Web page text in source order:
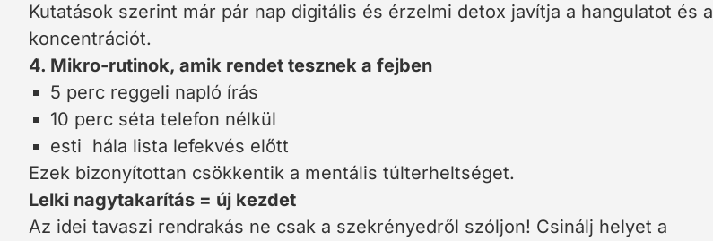
Kutatások szerint már pár nap digitális és érzelmi detox javítja a hangulatot és a
koncentrációt.
4. Mikro-rutinok, amik rendet tesznek a fejben
5 perc reggeli napló írás
10 perc séta telefon nélkül
esti hála lista lefekvés előtt
Ezek bizonyítottan csökkentik a mentális túlterheltséget.
Lelki nagytakarítás = új kezdet
Az idei tavaszi rendrakás ne csak a szekrényedről szóljon! Csinálj helyet a